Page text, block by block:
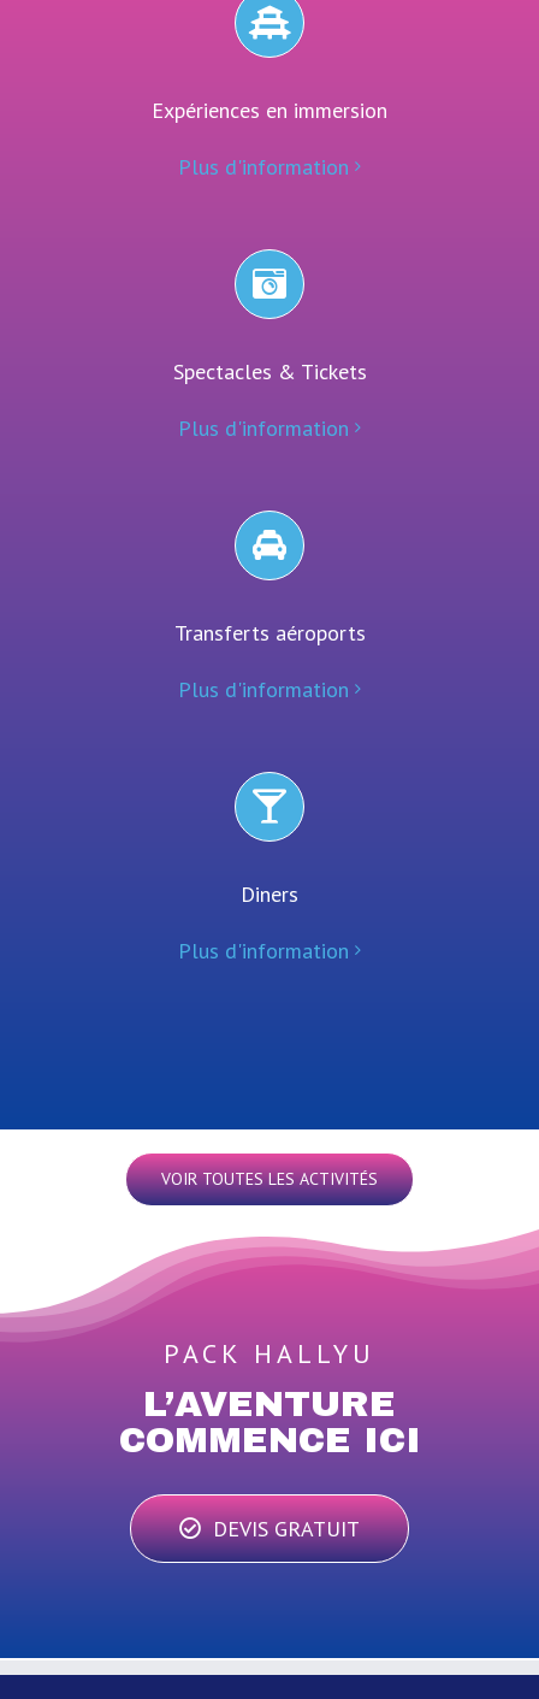
Expériences en immersion
Plus d'information
Spectacles & Tickets
Plus d'information
Transferts aéroports
Plus d'information
Diners
Plus d'information
VOIR TOUTES LES ACTIVITÉS
PACK HALLYU
L’AVENTURE
COMMENCE ICI
DEVIS GRATUIT